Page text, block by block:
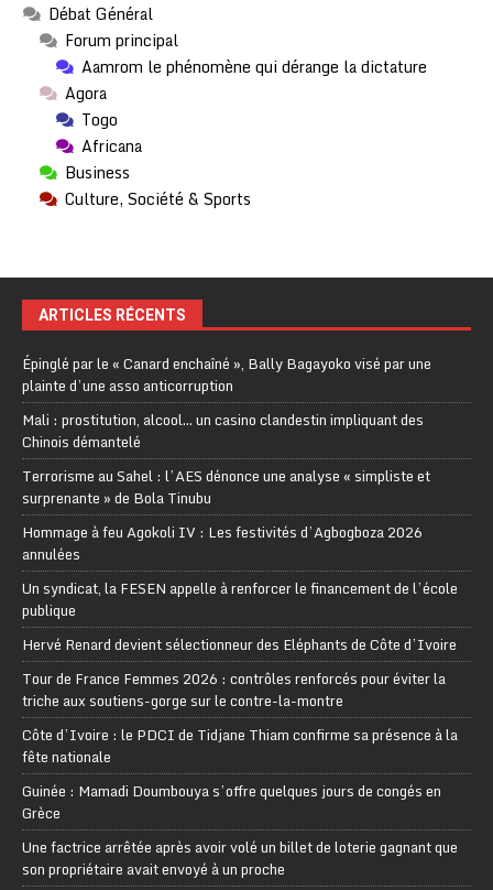
Débat Général
Forum principal
Aamrom le phénomène qui dérange la dictature
Agora
Togo
Africana
Business
Culture, Société & Sports
ARTICLES RÉCENTS
Épinglé par le « Canard enchaîné », Bally Bagayoko visé par une
plainte d’une asso anticorruption
Mali : prostitution, alcool… un casino clandestin impliquant des
Chinois démantelé
Terrorisme au Sahel : l’AES dénonce une analyse « simpliste et
surprenante » de Bola Tinubu
Hommage à feu Agokoli IV : Les festivités d’Agbogboza 2026
annulées
Un syndicat, la FESEN appelle à renforcer le financement de l’école
publique
Hervé Renard devient sélectionneur des Eléphants de Côte d’Ivoire
Tour de France Femmes 2026 : contrôles renforcés pour éviter la
triche aux soutiens-gorge sur le contre-la-montre
Côte d’Ivoire : le PDCI de Tidjane Thiam confirme sa présence à la
fête nationale
Guinée : Mamadi Doumbouya s’offre quelques jours de congés en
Grèce
Une factrice arrêtée après avoir volé un billet de loterie gagnant que
son propriétaire avait envoyé à un proche